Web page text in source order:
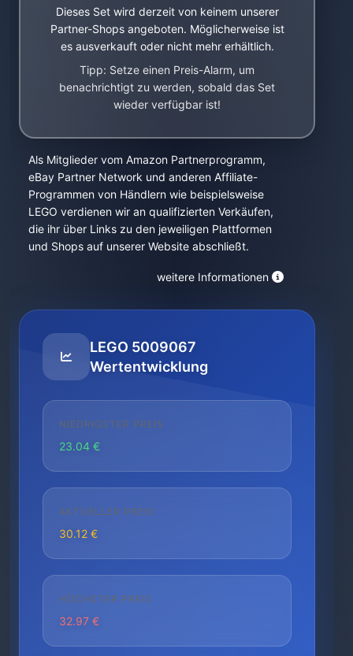
Dieses Set wird derzeit von keinem unserer
Partner-Shops angeboten. Möglicherweise ist
es ausverkauft oder nicht mehr erhältlich.
Tipp: Setze einen Preis-Alarm, um
benachrichtigt zu werden, sobald das Set
wieder verfügbar ist!
Als Mitglieder vom Amazon Partnerprogramm,
eBay Partner Network und anderen Affiliate-
Programmen von Händlern wie beispielsweise
LEGO verdienen wir an qualifizierten Verkäufen,
die ihr über Links zu den jeweiligen Plattformen
und Shops auf unserer Website abschließt.
weitere Informationen
LEGO 5009067
Wertentwicklung
NIEDRIGSTER PREIS
23.04 €
AKTUELLER PREIS
30.12 €
HÖCHSTER PREIS
32.97 €